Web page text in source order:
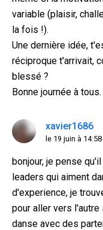
variable (plaisir,
la fois !).
Une dernière idée,
réciproque t'arrivait,
blessé ?
Bonne journée à tous.
xavier1686
le 19 juin à 14:58
bonjour, je pense
leaders qui aiment
d'experience, je
pour aller vers
danse avec des